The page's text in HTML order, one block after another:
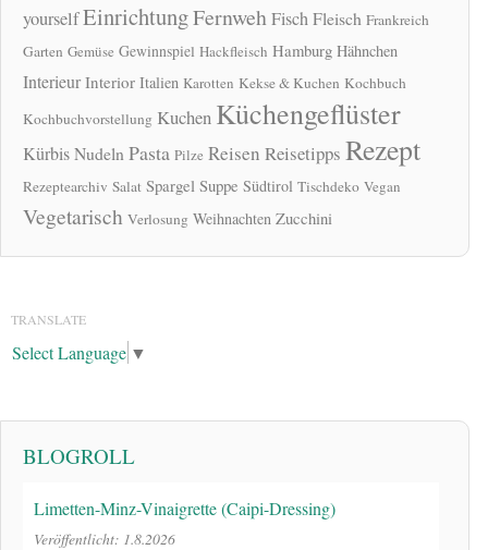
yourselfEinrichtungFernwehFischFleisch Frankreich
Garten Gemüse Gewinnspiel Hackfleisch Hamburg Hähnchen
Interieur Interior Italien Karotten Kekse & Kuchen Kochbuch
Kochbuchvorstellung Kuchen Küchengeflüster
KürbisNudelnPasta Pilze Reisen Reisetipps Rezept
Rezeptearchiv Salat Spargel Suppe Südtirol Tischdeko Vegan
Vegetarisch Verlosung Weihnachten Zucchini
TRANSLATE
Select Language ▼
BLOGROLL
Limetten-Minz-Vinaigrette (Caipi-Dressing)
Veröffentlicht: 1.8.2026